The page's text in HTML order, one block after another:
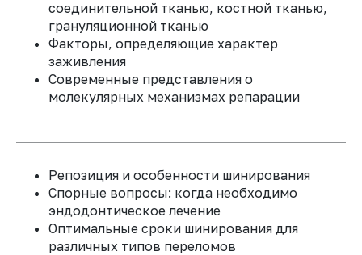
соединительной тканью, костной тканью,
грануляционной тканью
Факторы, определяющие характер
заживления
Современные представления о
молекулярных механизмах репарации
Репозиция и особенности шинирования
Спорные вопросы: когда необходимо
эндодонтическое лечение
Оптимальные сроки шинирования для
различных типов переломов
ПРИНЯТЬ УЧАСТИЕ
Научитесь выбирать
оптимальный метод
типа травмы
Сформируете
четкий алгоритм
вывиха
06
прогноз при авульсии
протоколы первых
действий